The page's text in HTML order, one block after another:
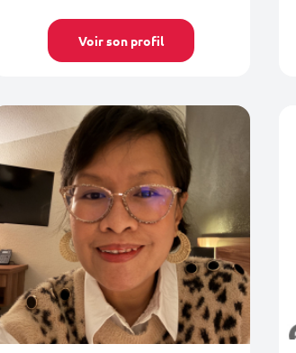
Voir son profil